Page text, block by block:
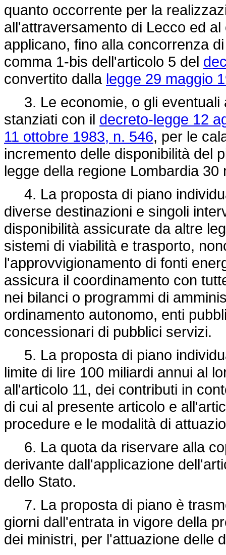
quanto occorrente per la
all'attraversamento di Lecco ed
applicano, fino alla concorrenza
comma 1-bis dell'articolo 5 del
convertito dalla legge 29 maggio
3. Le economie, o gli eventuali
stanziati con il decreto-legge 12
11 ottobre 1983, n. 546, per le
incremento delle disponibilità del
legge della regione Lombardia
4. La proposta di piano
diverse destinazioni e singoli
disponibilità assicurate da altre
sistemi di viabilità e trasporto,
l'approvvigionamento di fonti
assicura il coordinamento con
nei bilanci o programmi di
ordinamento autonomo, enti
concessionari di pubblici servizi.
5. La proposta di piano
limite di lire 100 miliardi annui al
all'articolo 11, dei contributi in
di cui al presente articolo e
procedure e le modalità di
6. La quota da riservare alla
derivante dall'applicazione
dello Stato.
7. La proposta di piano è
giorni dall'entrata in vigore della
dei ministri, per l'attuazione delle